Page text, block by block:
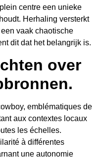
centre een unieke
Herhaling versterkt
vaak chaotische
dit dat het belangrijk is.
over
emblématiques de
aux contextes locaux
les échelles.
à différentes
une autonomie